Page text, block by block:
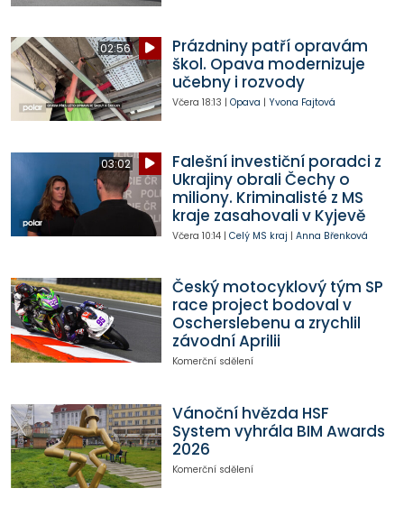
02:56
Prázdniny patří opravám
škol. Opava modernizuje
učebny i rozvody
Včera 18:13 | Opava | Yvona Fajtová
03:02
Falešní investiční poradci z
Ukrajiny obrali Čechy o
miliony. Kriminalisté z MS
kraje zasahovali v Kyjevě
Včera 10:14| Celý MS kraj | Anna Břenková
Český motocyklový tým SP
race project bodoval v
Oscherslebenu a zrychlil
závodní Aprilii
Komerční sdělení
Vánoční hvězda HSF
System vyhrála BIM Awards
2026
Komerční sdělení